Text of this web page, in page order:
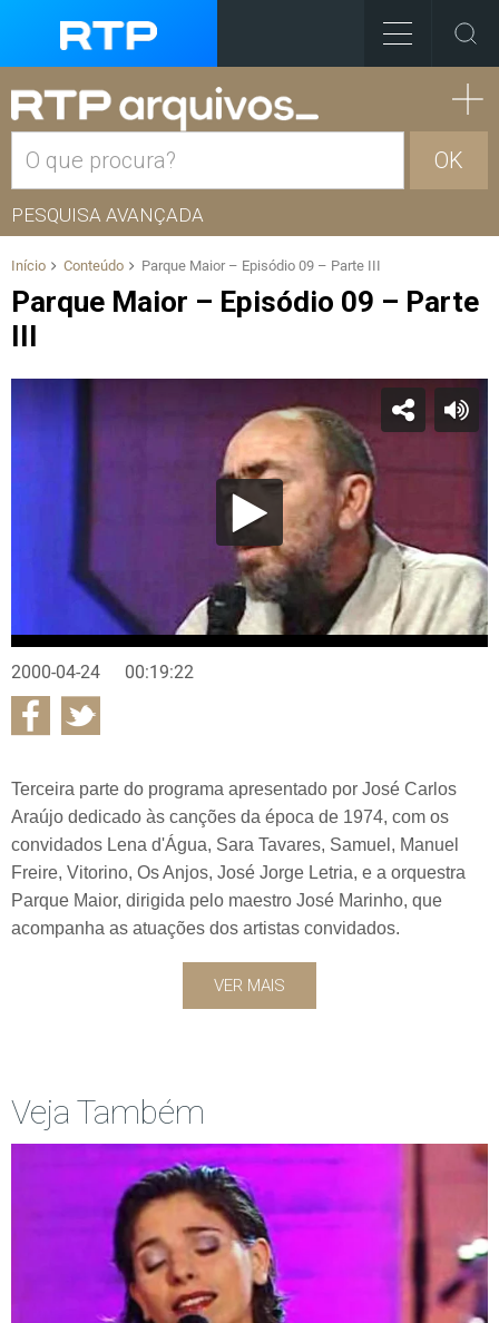
OK
PESQUISA AVANÇADA
Início Conteúdo Parque Maior – Episódio 09 – Parte III
Parque Maior – Episódio 09 – Parte
III
2000-04-24 00:19:22
Terceira parte do programa apresentado por José Carlos
Araújo dedicado às canções da época de 1974, com os
convidados Lena d'Água, Sara Tavares, Samuel, Manuel
Freire, Vitorino, Os Anjos, José Jorge Letria, e a orquestra
Parque Maior, dirigida pelo maestro José Marinho, que
acompanha as atuações dos artistas convidados.
VER MAIS
Veja Também